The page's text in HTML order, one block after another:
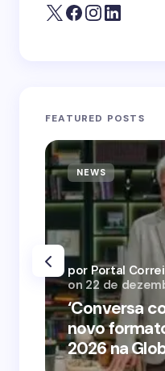
FEATURED POSTS
NEWS
‘Conversa
novo
2026 na
por Portal
on 22 de